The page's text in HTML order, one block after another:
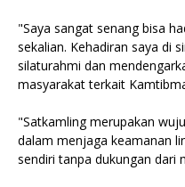
"Saya sangat senang bisa
sekalian. Kehadiran saya di
silaturahmi dan
masyarakat terkait
"Satkamling merupakan
dalam menjaga keamanan
sendiri tanpa dukungan dari